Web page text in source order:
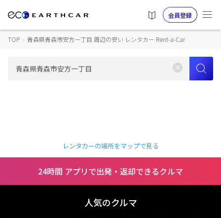
会員登録
TOP › 青森県青森市安方一丁目 周辺の安い レンタカー Rent-a-Car
レンタカーの場所をマップで見る
24時間 アプリで出発・返却できるクルマ
人気のクルマ